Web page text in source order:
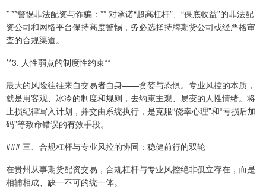
* **警惕非法配资与诈骗：** 对承诺“超高杠杆”、“保底收益”的非法配
资公司和网络平台保持高度警惕，务必选择持牌期货公司或经严格审
查的合规渠道。
**3. 人性弱点的制度性约束**
最大的风险往往来自交易者自身——贪婪与恐惧。专业风控的本质，
就是用客观、冰冷的制度和规则，去约束主观、易变的人性情绪。将
止损纪律写入计划，并交由系统执行，是克服“侥幸心理”和“亏损后加
码”等致命错误的有效手段。
### 三、合规杠杆与专业风控的协同：稳健前行的双轮
在贵州从事期货配资交易，合规杠杆与专业风控绝非孤立存在，而是
相辅相成、缺一不可的统一体。